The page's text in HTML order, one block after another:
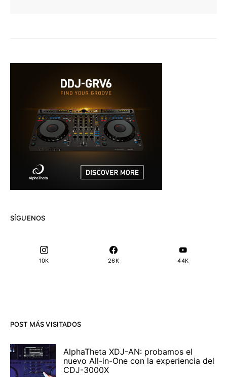
SÍGUENOS
10K 26K 44K
POST MÁS VISITADOS
AlphaTheta XDJ-AN: probamos el
nuevo All-in-One con la experiencia del
CDJ-3000X